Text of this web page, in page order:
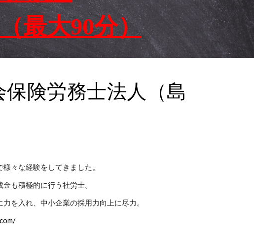
最大90分）
保険労務士法人（島
々な経験をしてきました。
も積極的に行う社労士。
を入れ、中小企業の採用力向上に尽力。